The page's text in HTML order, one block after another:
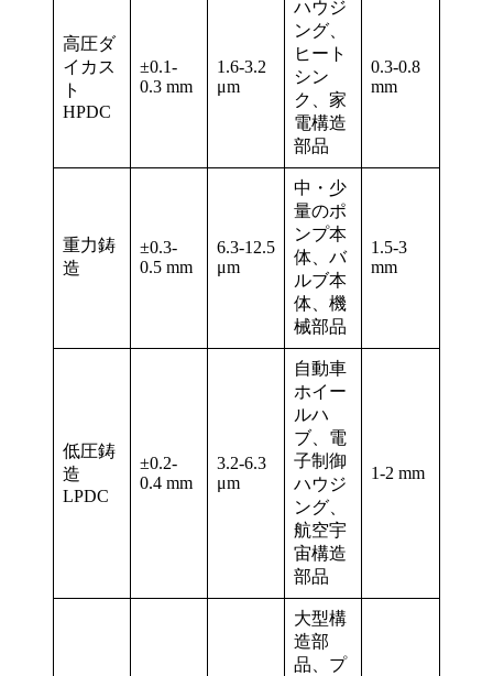
高圧ダ
イカス
ト
HPDC
±0.1-
0.3 mm
1.6-3.2
μm
ハウジ
ング、
ヒート
シン
ク、家
電構造
部品
0.3-0.8
mm
重力鋳
造
±0.3-
0.5 mm
6.3-12.5
μm
中・少
量のポ
ンプ本
体、バ
ルブ本
体、機
械部品
1.5-3
mm
低圧鋳
造
LPDC
±0.2-
0.4 mm
3.2-6.3
μm
自動車
ホイー
ルハ
ブ、電
子制御
ハウジ
ング、
航空宇
宙構造
部品
1-2 mm
大型構
造部
品、プ